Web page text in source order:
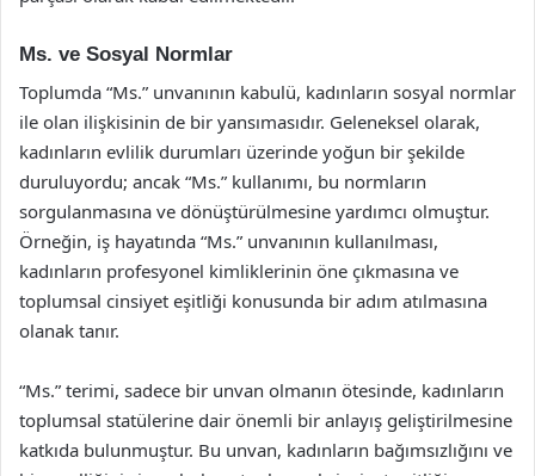
Ms. ve Sosyal Normlar
Toplumda “Ms.” unvanının kabulü, kadınların sosyal normlar
ile olan ilişkisinin de bir yansımasıdır. Geleneksel olarak,
kadınların evlilik durumları üzerinde yoğun bir şekilde
duruluyordu; ancak “Ms.” kullanımı, bu normların
sorgulanmasına ve dönüştürülmesine yardımcı olmuştur.
Örneğin, iş hayatında “Ms.” unvanının kullanılması,
kadınların profesyonel kimliklerinin öne çıkmasına ve
toplumsal cinsiyet eşitliği konusunda bir adım atılmasına
olanak tanır.
“Ms.” terimi, sadece bir unvan olmanın ötesinde, kadınların
toplumsal statülerine dair önemli bir anlayış geliştirilmesine
katkıda bulunmuştur. Bu unvan, kadınların bağımsızlığını ve